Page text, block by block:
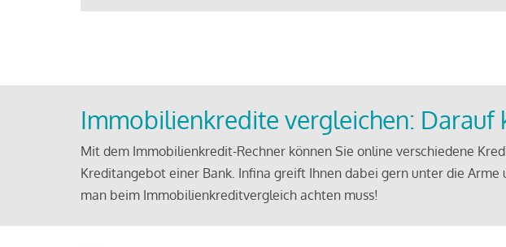
Immobilienkredite vergleichen: Darauf
Mit dem Immobilienkredit-Rechner können Sie online verschiedene
Kreditangebot einer Bank. Infina greift Ihnen dabei gern unter die
man beim Immobilienkreditvergleich achten muss!